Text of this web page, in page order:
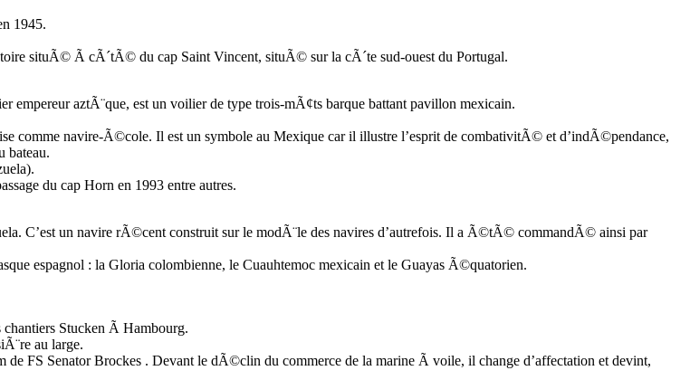
1945.
situÃ© Ã cÃ´tÃ© du cap Saint Vincent, situÃ© sur la cÃ´te sud-ouest du Portugal.
empereur aztÃ¨que, est un voilier de type trois-mÃ¢ts barque battant pavillon mexicain.
navire-Ã©cole. Il est un symbole au Mexique car il illustre l’esprit de combativitÃ© et d’indÃ©pendance,
bateau.
du cap Horn en 1993 entre autres.
C’est un navire rÃ©cent construit sur le modÃ¨le des navires d’autrefois. Il a Ã©tÃ© commandÃ© ainsi par
espagnol : la Gloria colombienne, le Cuauhtemoc mexicain et le Guayas Ã©quatorien.
Stucken Ã Hambourg.
au large.
FS Senator Brockes . Devant le dÃ©clin du commerce de la marine Ã voile, il change d’affectation et devint,